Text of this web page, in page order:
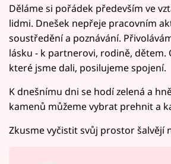
Děláme si pořádek především ve
lidmi. Dnešek nepřeje pracovním
soustředění a poznávání.
lásku - k partnerovi, rodině, dětem.
které jsme dali, posilujeme spojení.
K dnešnímu dni se hodí zelená a
kamenů můžeme vybrat prehnit a
Zkusme vyčistit svůj prostor šalvějí